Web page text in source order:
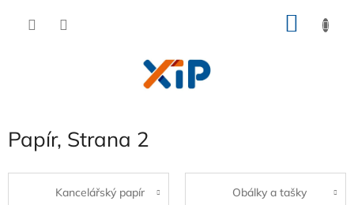
Papír, Strana 2
Kancelářský papír Obálky a tašky